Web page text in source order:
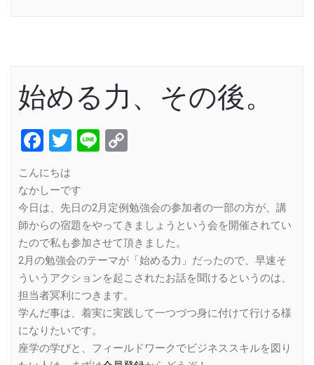
始める力、その後。
Facebook
Twitter
Line
こんにちは
なかしーです
今日は、先日の2月定例勉強会の参加者の一部の方が、講
師からの宿題をやってきましょうという会を開催されてい
たので私も参加させて頂きました。
2月の勉強会のテーマが「始める力」だったので、早速そ
ういうアクションを起こされたお話を聞けるというのは、
担当者冥利につきます。
学んだ事は、着実に実践して一つづつ身に付けて行ける様
になりたいです。
座学の学びと、フィールドワークでビジネススキルを図り